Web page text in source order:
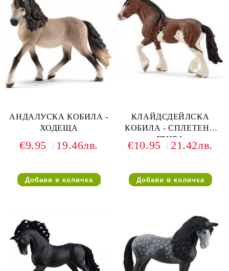
АНДАЛУСКА КОБИЛА -
ХОДЕЩА
€9.95 19.46лв.
КЛАЙДСДЕЙЛСКА
КОБИЛА - СПЛЕТЕНА
ГРИВА
€10.95 21.42лв.